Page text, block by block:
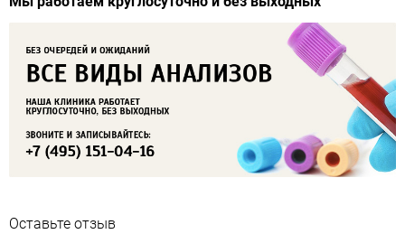
Оставьте отзыв